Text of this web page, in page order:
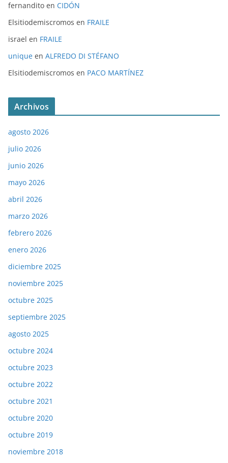
fernandito en CIDÓN
Elsitiodemiscromos en FRAILE
israel en FRAILE
unique en ALFREDO DI STÉFANO
Elsitiodemiscromos en PACO MARTÍNEZ
Archivos
agosto 2026
julio 2026
junio 2026
mayo 2026
abril 2026
marzo 2026
febrero 2026
enero 2026
diciembre 2025
noviembre 2025
octubre 2025
septiembre 2025
agosto 2025
octubre 2024
octubre 2023
octubre 2022
octubre 2021
octubre 2020
octubre 2019
noviembre 2018